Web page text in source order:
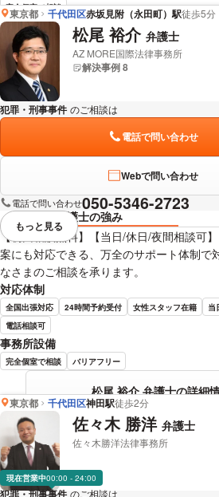
完全個室で相談
清水 廣人 弁護士の詳細情
東京都 千代田区赤坂見附（永田町）駅徒歩5分
松尾 裕介 弁護士
AZ MORE国際法律事務所
解決事例 8
犯罪・刑事事件 のご相談は
電話で問い合わせ
Webで問い合わせ
電話で問い合わせ050-5346-2723
弁護士の強み
【初回相談無料】【当日/休日/夜間相談可
案にも対応できる、万全のサポート体制で
なさまのご相談を承ります。
対応体制
全国出張対応 24時間予約受付 女性スタッフ在籍 当
電話相談可
事務所設備
完全個室で相談 バリアフリー
松尾 裕介 弁護士の詳細
視覚的に省略されている要素を
もっと見る
東京都 千代田区神田駅徒歩2分
佐々木 勝洋 弁護士
佐々木勝洋法律事務所
現在営業中00:00 - 24:00
犯罪・刑事事件 のご相談は